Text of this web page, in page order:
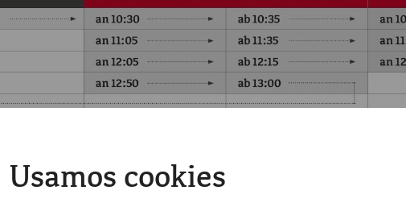
Usamos cookies